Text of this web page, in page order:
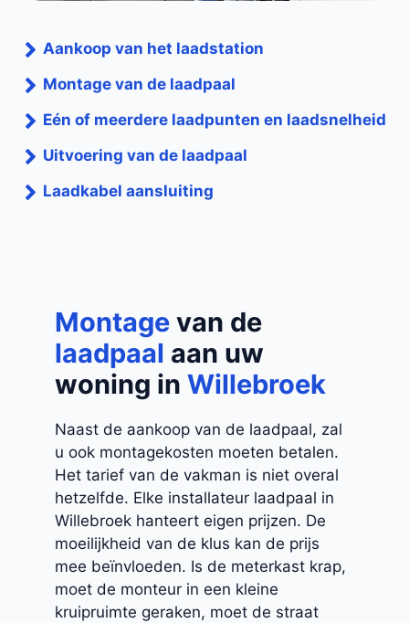
Aankoop van het laadstation
Montage van de laadpaal
Eén of meerdere laadpunten en laadsnelheid
Uitvoering van de laadpaal
Laadkabel aansluiting
Montage van de
laadpaal aan uw
woning in Willebroek
Naast de aankoop van de laadpaal, zal
u ook montagekosten moeten betalen.
Het tarief van de vakman is niet overal
hetzelfde. Elke installateur laadpaal in
Willebroek hanteert eigen prijzen. De
moeilijkheid van de klus kan de prijs
mee beïnvloeden. Is de meterkast krap,
moet de monteur in een kleine
kruipruimte geraken, moet de straat